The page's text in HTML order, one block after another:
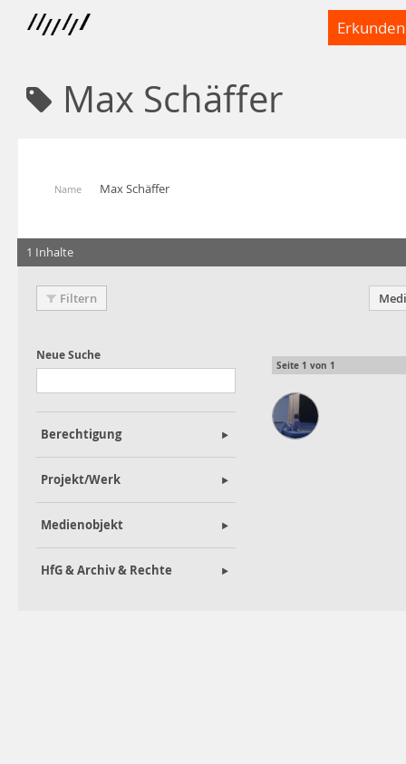
Erkunden
Max Schäffer
Name Max Schäffer
1 Inhalte
Filtern
Berechtigung
Projekt/Werk
Medienobjekt
HfG & Archiv & Rechte
Seite 1 von 1